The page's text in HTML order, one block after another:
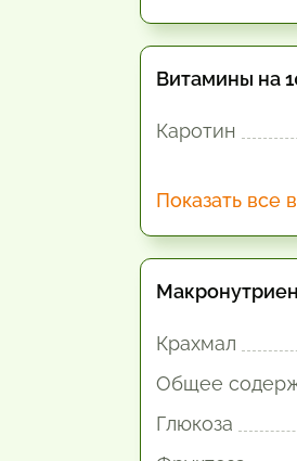
Витамины на
Каротин
Показать все
Крахмал
Общее
Глюкоза